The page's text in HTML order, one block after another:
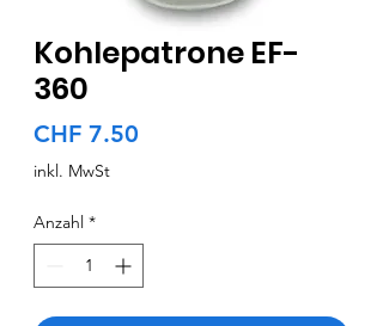
Kohlepatrone EF-
360
CHF 7.50
inkl. MwSt
Anzahl *